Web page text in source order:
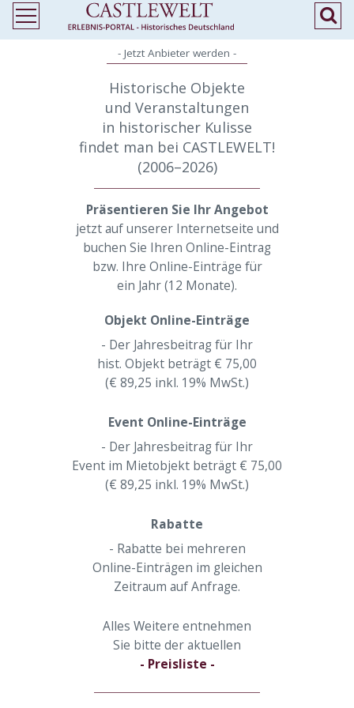
- Jetzt Anbieter werden -
Historische Objekte
und Veranstaltungen
in historischer Kulisse
findet man bei CASTLEWELT!
(2006–2026)
Präsentieren Sie Ihr Angebot
jetzt auf unserer Internetseite und
buchen Sie Ihren Online-Eintrag
bzw. Ihre Online-Einträge für
ein Jahr (12 Monate).
Objekt Online-Einträge
- Der Jahresbeitrag für Ihr
hist. Objekt beträgt € 75,00
(€ 89,25 inkl. 19% MwSt.)
Event Online-Einträge
- Der Jahresbeitrag für Ihr
Event im Mietobjekt beträgt € 75,00
(€ 89,25 inkl. 19% MwSt.)
Rabatte
- Rabatte bei mehreren
Online-Einträgen im gleichen
Zeitraum auf Anfrage.
Alles Weitere entnehmen
Sie bitte der aktuellen
- Preisliste -